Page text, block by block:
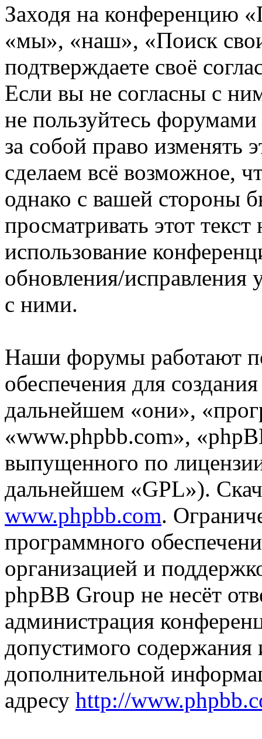
Заходя на конференцию
«мы», «наш», «Поиск
подтверждаете своё
Если вы не согласны с
не пользуйтесь
за собой право изменять
сделаем всё возможное,
однако с вашей стороны
просматривать этот
использование
обновления/исправления
с ними.
Наши форумы работают
обеспечения для
дальнейшем «они»,
«www.phpbb.com»,
выпущенного по
дальнейшем «GPL»).
www.phpbb.com.
программного
организацией и
phpBB Group не несёт
администрация
допустимого
дополнительной
адресу http://